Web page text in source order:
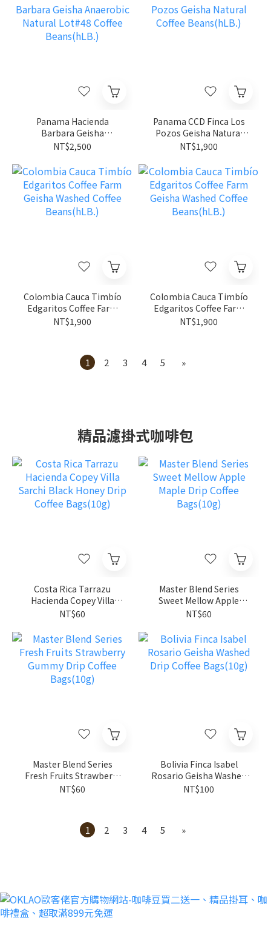
Panama Hacienda
Barbara Geisha
Anaerobic Natural
Beans(hLB.)
NT$2,500
Panama CCD Finca Los
Pozos Geisha Natural
Coffee Beans(hLB.)
NT$1,900
Colombia Cauca Timbío
Edgaritos Coffee Farm
Geisha Washed Coffee
NT$1,900
Colombia Cauca Timbío
Edgaritos Coffee Farm
Geisha Washed Coffee
NT$1,900
1 2 3 4 5 »
精品濾掛式咖啡包
Costa Rica Tarrazu
Hacienda Copey Villa
Sarchi Black Honey Drip
NT$60
Master Blend Series
Sweet Mellow Apple
Maple Drip Coffee
NT$60
Master Blend Series
Fresh Fruits Strawberry
Gummy Drip Coffee
NT$60
Bolivia Finca Isabel
Rosario Geisha Washed
Drip Coffee Bags(10g)
NT$100
1 2 3 4 5 »